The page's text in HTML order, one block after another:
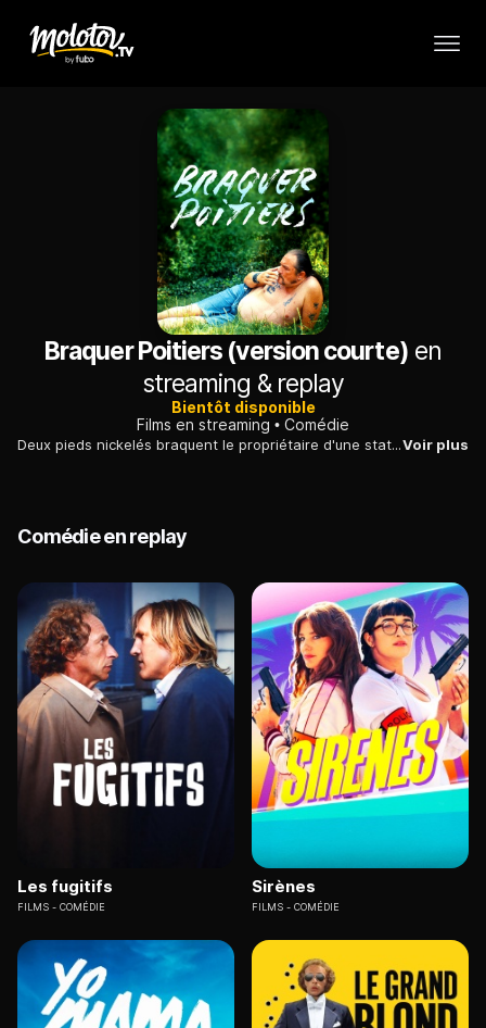
Braquer Poitiers (version courte) en
streaming & replay
Bientôt disponible
Films en streaming
Comédie
Deux pieds nickelés braquent le propriétaire d'une station de lavage auto. Contre toute attente, celui-ci se montre ravi de cette compagnie.Voir plus
Comédie en replay
Les fugitifs
FILMS COMÉDIE
Sirènes
FILMS COMÉDIE